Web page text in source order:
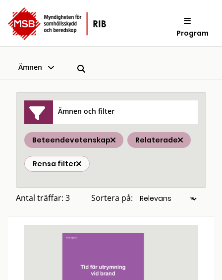
Program
Ämnen
Ämnen och filter
Beteendevetenskap Relaterade
Rensa filter
Antal träffar: 3 Sortera på: